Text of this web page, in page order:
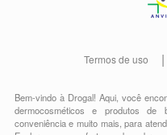
Termos de uso
Bem-vindo à Drogal! Aqui, você
dermocosméticos e produtos de
conveniênciae muito mais, para